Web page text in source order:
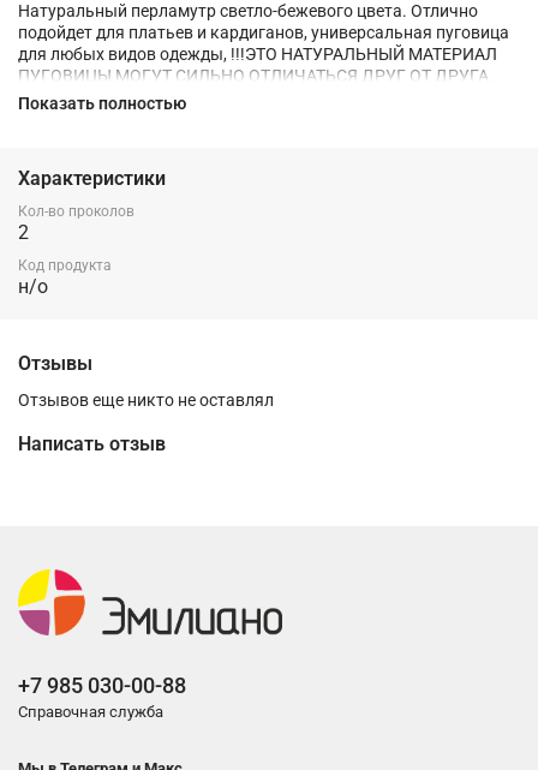
Натуральный перламутр светло-бежевого цвета. Отлично
подойдет для платьев и кардиганов, универсальная пуговица
для любых видов одежды, !!!ЭТО НАТУРАЛЬНЫЙ МАТЕРИАЛ
ПУГОВИЦЫ МОГУТ СИЛЬНО ОТЛИЧАТЬСЯ ДРУГ ОТ ДРУГА.
Показать полностью
Характеристики
Кол-во проколов
2
Код продукта
н/о
Отзывы
Отзывов еще никто не оставлял
Написать отзыв
+7 985 030-00-88
Справочная служба